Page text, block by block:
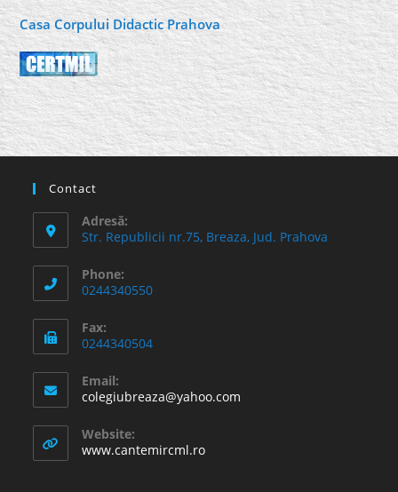
Casa Corpului Didactic Prahova
Contact
Adresă:
Str. Republicii nr.75, Breaza, Jud. Prahova
Phone:
0244340550
Fax:
0244340504
Email:
colegiubreaza@yahoo.com
Website:
www.cantemircml.ro